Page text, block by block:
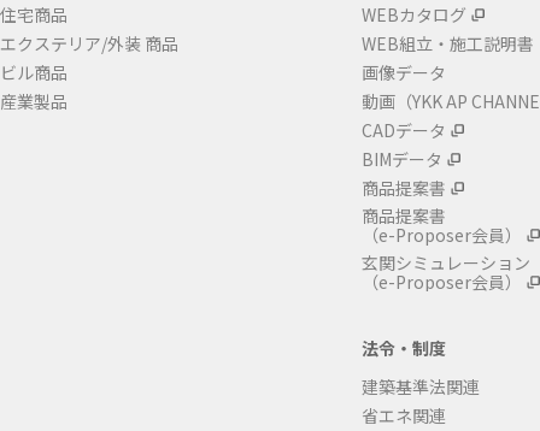
住宅商品
エクステリア/外装 商品
ビル商品
産業製品
WEBカタログ
WEB組立・施工説明書
画像データ
動画（YKK AP
CADデータ
BIMデータ
商品提案書
商品提案書
（e-Proposer会員）
玄関シミュレーション
（e-Proposer会員）
法令・制度
建築基準法関連
省エネ関連